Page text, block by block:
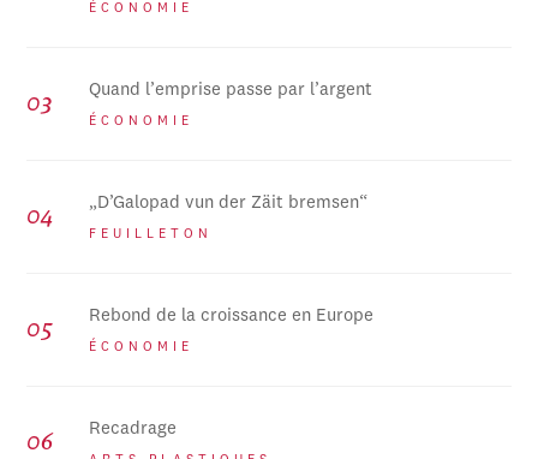
ÉCONOMIE
Quand l’emprise passe par l’argent
ÉCONOMIE
„D’Galopad vun der Zäit bremsen“
FEUILLETON
Rebond de la croissance en Europe
ÉCONOMIE
Recadrage